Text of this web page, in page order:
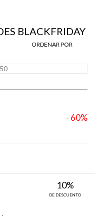
BLACKFRIDAY
ORDENAR POR
- 60%
10%
DE DESCUENTO